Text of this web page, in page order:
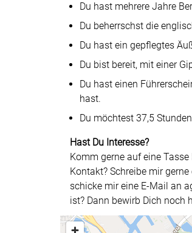
Du hast mehrere Jahre
Du beherrschst die
Du hast ein gepflegtes
Du bist bereit, mit einer
Du hast einen
hast.
Du möchtest 37,5
Hast Du Interesse?
Komm gerne auf eine
Kontakt? Schreibe mir
schicke mir eine E-Mail an
ist? Dann bewirb Dich noch